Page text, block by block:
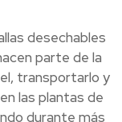
desechables
parte de la
transportarlo y
las plantas de
durante más